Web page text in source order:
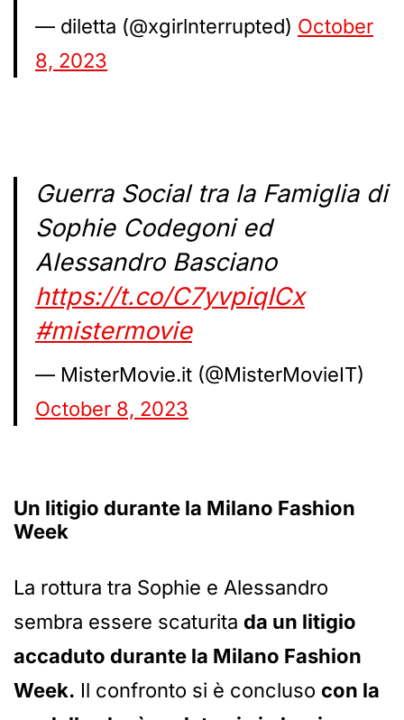
— diletta (@xgirlnterrupted) October
8, 2023
Guerra Social tra la Famiglia di
Sophie Codegoni ed
Alessandro Basciano
https://t.co/C7yvpiqICx
#mistermovie
— MisterMovie.it (@MisterMovieIT)
October 8, 2023
Un litigio durante la Milano Fashion
Week
La rottura tra Sophie e Alessandro
sembra essere scaturita da un litigio
accaduto durante la Milano Fashion
Week. Il confronto si è concluso con la